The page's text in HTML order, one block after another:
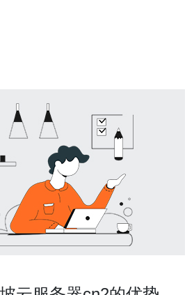
，并探讨为什么它是您的最佳选